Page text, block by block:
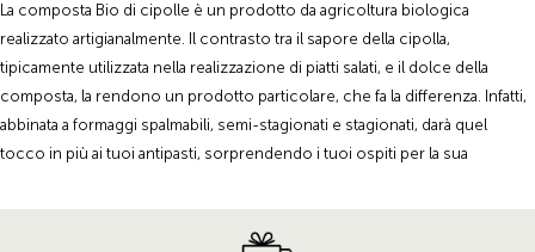
La composta Bio di cipolle è un prodotto da agricoltura biologica
realizzato artigianalmente. Il contrasto tra il sapore della cipolla,
tipicamente utilizzata nella realizzazione di piatti salati, e il dolce della
composta, la rendono un prodotto particolare, che fa la differenza. Infatti,
abbinata a formaggi spalmabili, semi-stagionati e stagionati, darà quel
tocco in più ai tuoi antipasti, sorprendendo i tuoi ospiti per la sua